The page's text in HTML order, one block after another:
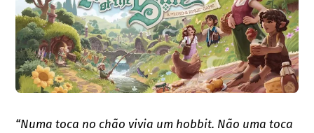
“Numa toca no chão vivia um hobbit. Não uma toca